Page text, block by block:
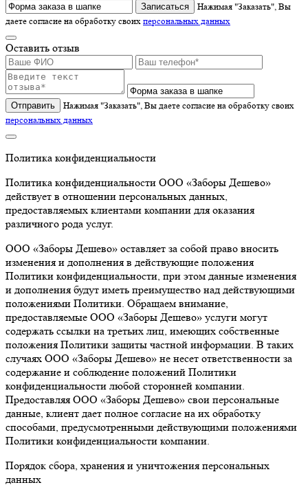
Записаться
Нажимая "Заказать", Вы
даете согласие на обработку своих персональных данных
Оставить отзыв
Отправить
Нажимая "Заказать", Вы даете согласие на обработку своих
персональных данных
Политика конфиденциальности
Политика конфиденциальности ООО «Заборы Дешево»
действует в отношении персональных данных,
предоставляемых клиентами компании для оказания
различного рода услуг.
ООО «Заборы Дешево» оставляет за собой право вносить
изменения и дополнения в действующие положения
Политики конфиденциальности, при этом данные изменения
и дополнения будут иметь преимущество над действующими
положениями Политики. Обращаем внимание,
предоставляемые ООО «Заборы Дешево» услуги могут
содержать ссылки на третьих лиц, имеющих собственные
положения Политики защиты частной информации. В таких
случаях ООО «Заборы Дешево» не несет ответственности за
содержание и соблюдение положений Политики
конфиденциальности любой сторонней компании.
Предоставляя ООО «Заборы Дешево» свои персональные
данные, клиент дает полное согласие на их обработку
способами, предусмотренными действующими положениями
Политики конфиденциальности компании.
Порядок сбора, хранения и уничтожения персональных
данных